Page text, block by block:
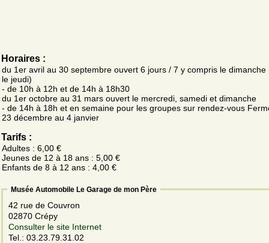
Horaires :
du 1er avril au 30 septembre ouvert 6 jours / 7 y compris le dimanche
le jeudi)
- de 10h à 12h et de 14h à 18h30
du 1er octobre au 31 mars ouvert le mercredi, samedi et dimanche
- de 14h à 18h et en semaine pour les groupes sur rendez-vous
23 décembre au 4 janvier
Tarifs :
Adultes : 6,00 €
Jeunes de 12 à 18 ans : 5,00 €
Enfants de 8 à 12 ans : 4,00 €
Musée Automobile Le Garage de mon Père
42 rue de Couvron
02870 Crépy
Consulter le site Internet
Tel.: 03.23.79.31.02